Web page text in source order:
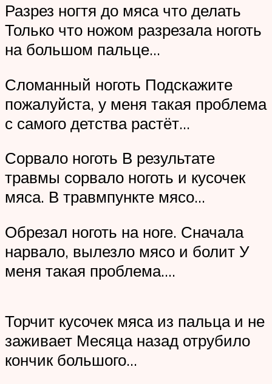
Разрез ногтя до мяса что делать
Только что ножом разрезала ноготь
на большом пальце…
Сломанный ноготь Подскажите
пожалуйста, у меня такая проблема
с самого детства растёт…
Сорвало ноготь В результате
травмы сорвало ноготь и кусочек
мяса. В травмпункте мясо…
Обрезал ноготь на ноге. Сначала
нарвало, вылезло мясо и болит У
меня такая проблема….
Торчит кусочек мяса из пальца и не
заживает Месяца назад отрубило
кончик большого…